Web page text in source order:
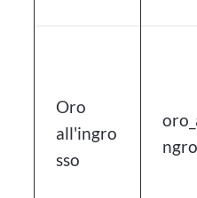
Oro
all'ingro
sso